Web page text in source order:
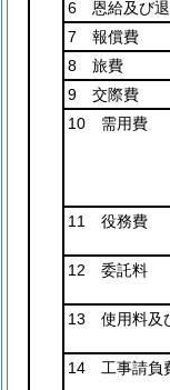
6 恩給及び退
7 報償費
8 旅費
9 交際費
10 需用費
11 役務費
12 委託料
13 使用料及
14 工事請負